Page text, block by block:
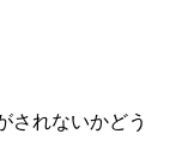
されないかどう